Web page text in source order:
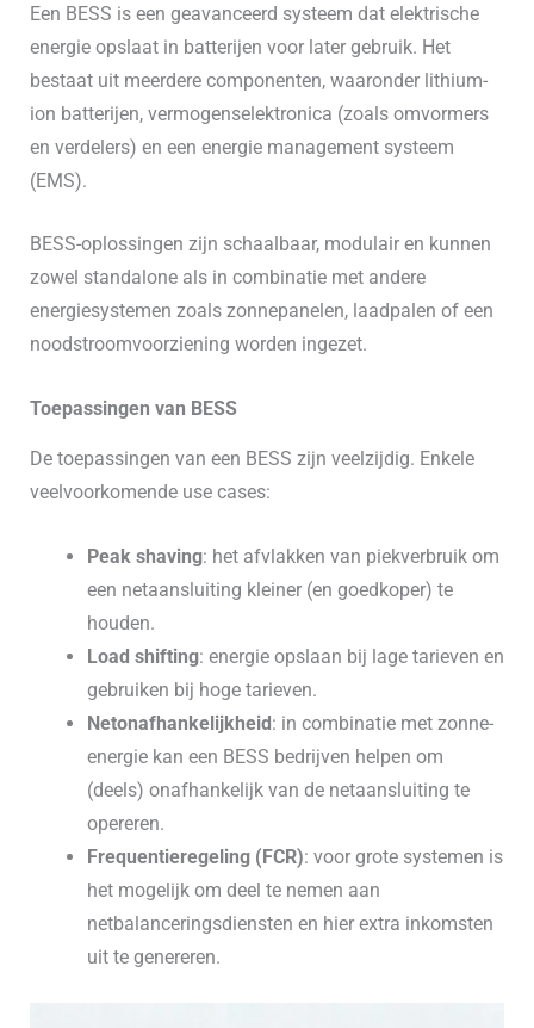
Een BESS is een geavanceerd systeem dat elektrische
energie opslaat in batterijen voor later gebruik. Het
bestaat uit meerdere componenten, waaronder lithium-
ion batterijen, vermogenselektronica (zoals omvormers
en verdelers) en een energie management systeem
(EMS).
BESS-oplossingen zijn schaalbaar, modulair en kunnen
zowel standalone als in combinatie met andere
energiesystemen zoals zonnepanelen, laadpalen of een
noodstroomvoorziening worden ingezet.
Toepassingen van BESS
De toepassingen van een BESS zijn veelzijdig. Enkele
veelvoorkomende use cases:
Peak shaving: het afvlakken van piekverbruik om
een netaansluiting kleiner (en goedkoper) te
houden.
Load shifting: energie opslaan bij lage tarieven en
gebruiken bij hoge tarieven.
Netonafhankelijkheid: in combinatie met zonne-
energie kan een BESS bedrijven helpen om
(deels) onafhankelijk van de netaansluiting te
opereren.
Frequentieregeling (FCR): voor grote systemen is
het mogelijk om deel te nemen aan
netbalanceringsdiensten en hier extra inkomsten
uit te genereren.